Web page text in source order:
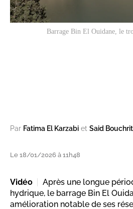
Barrage Bin El Ouidane, le
Par Fatima El Karzabi et Said Bouchrit
Le 18/01/2026 à 11h48
Vidéo
Après une longue
hydrique, le barrage Bin El
amélioration notable de ses